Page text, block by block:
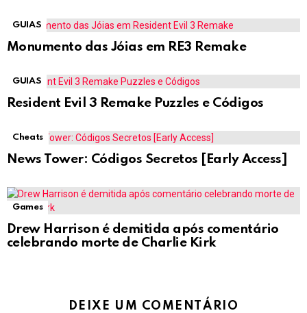
GUIAS
Monumento das Jóias em RE3 Remake
GUIAS
Resident Evil 3 Remake Puzzles e Códigos
Cheats
News Tower: Códigos Secretos [Early Access]
Games
Drew Harrison é demitida após comentário
celebrando morte de Charlie Kirk
DEIXE UM COMENTÁRIO